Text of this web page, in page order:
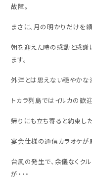
故障。
まさに、月の明かりだけを
朝を迎えた時の感動と感謝
ます。
外洋とは思えない穏やかな海
トカラ列島ではイルカの歓
帰りにも立ち寄ると約束し
宴会仕様の通信カラオケが
台風の発生で、余儀なくク
が・・・